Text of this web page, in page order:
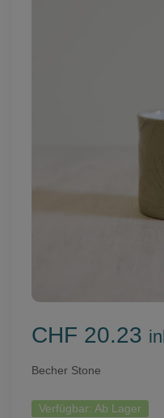
CHF 20.23
Becher Stone
Verfügbar: Ab Lager